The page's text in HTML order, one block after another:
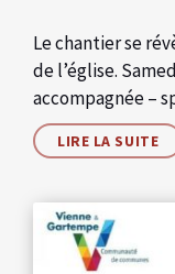
Le chantier se
de l’église.
accompagnée –
LIRE LA SUITE